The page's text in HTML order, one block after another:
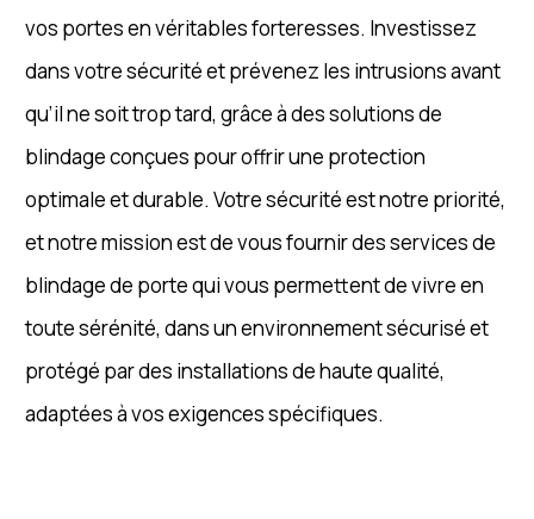
vos portes en véritables forteresses. Investissez
dans votre sécurité et prévenez les intrusions avant
qu’il ne soit trop tard, grâce à des solutions de
blindage conçues pour offrir une protection
optimale et durable. Votre sécurité est notre priorité,
et notre mission est de vous fournir des services de
blindage de porte qui vous permettent de vivre en
toute sérénité, dans un environnement sécurisé et
protégé par des installations de haute qualité,
adaptées à vos exigences spécifiques.